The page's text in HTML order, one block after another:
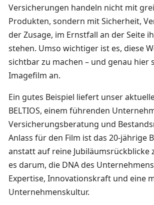
Versicherungen handeln nicht mit
Produkten, sondern mit Sicherheit,
der Zusage, im Ernstfall an der Seite
stehen. Umso wichtiger ist es, diese
sichtbar zu machen – und genau hier
Imagefilm an.
Ein gutes Beispiel liefert unser
BELTIOS, einem führenden
Versicherungsberatung und
Anlass für den Film ist das 20-jährige
anstatt auf reine Jubiläumsrückblicke
es darum, die DNA des
Expertise, Innovationskraft und eine
Unternehmenskultur.